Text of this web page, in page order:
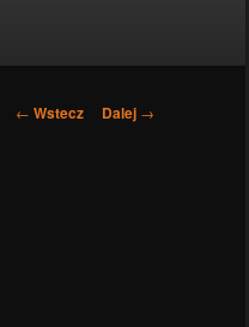
Nawigacja
← Wstecz Dalej →